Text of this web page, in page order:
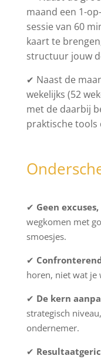
maand een 1-
sessie van 60
kaart te
structuur jouw
✔ Naast de
wekelijks (52
met de daarbij
praktische tools
✔ Geen
wegkomen met
smoesjes.
✔
horen, niet wat je
✔ De kern
strategisch
ondernemer.
✔